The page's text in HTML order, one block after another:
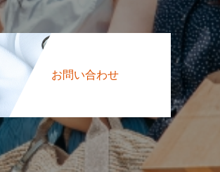
お問い合わせ